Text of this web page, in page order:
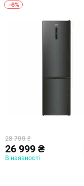
-6%
28 799 ₴
26 999 ₴
В наявності